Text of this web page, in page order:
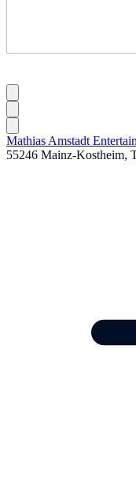
Mathias Amstadt
55246 Mainz-Kostheim,